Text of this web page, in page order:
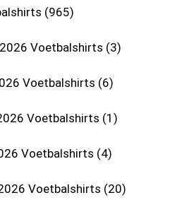
965
Voetbalshirts 3
Voetbalshirts 6
Voetbalshirts 1
Voetbalshirts 4
Voetbalshirts 20